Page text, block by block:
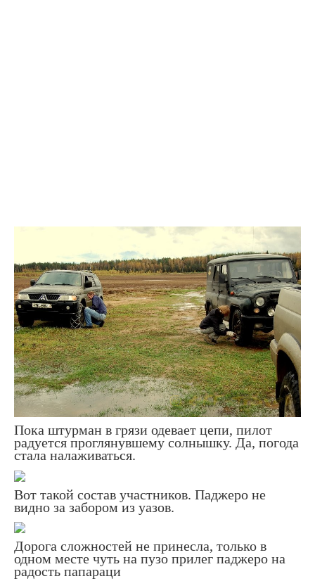
Пока штурман в грязи одевает цепи, пилот
радуется проглянувшему солнышку. Да, погода
стала налаживаться.
Вот такой состав участников. Паджеро не
видно за забором из уазов.
Дорога сложностей не принесла, только в
одном месте чуть на пузо прилег паджеро на
радость папараци